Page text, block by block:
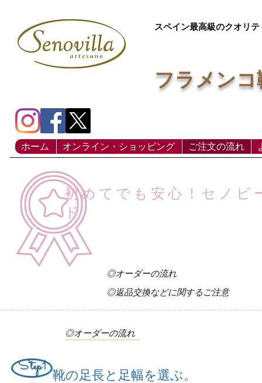
スペイン最高級のクオリ
フラメン
ホーム オンライン・ショッピング ご注文の流れ
初めてでも安心！セノ
ド
◎オーダーの流れ
◎返品交換などに関するご注意
◎オーダーの流れ
Step1 靴の足長と足幅を選ぶ。